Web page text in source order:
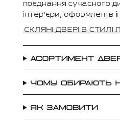
поєднання сучасного
інтер’єри, оформлені в
СКЛЯНІ ДВЕРІ В
АСОРТИМЕНТ
ЧОМУ ОБИРАЮТЬ
ЯК ЗАМОВИТИ